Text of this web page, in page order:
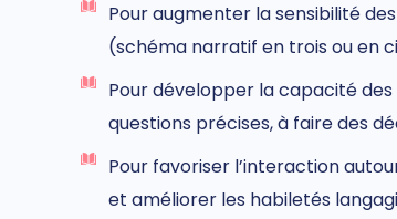
Pour augmenter la sensibilité
(schéma narratif en trois ou en
Pour développer la capacité des
questions précises,à faire des
Pour favoriser l’interaction
et améliorer les habiletés